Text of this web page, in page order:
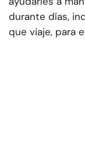
durante días,
que viaje, para